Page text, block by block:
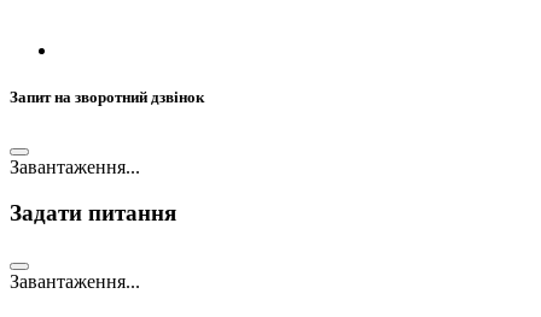
Запит на зворотний дзвінок
Завантаження...
Задати питання
Завантаження...